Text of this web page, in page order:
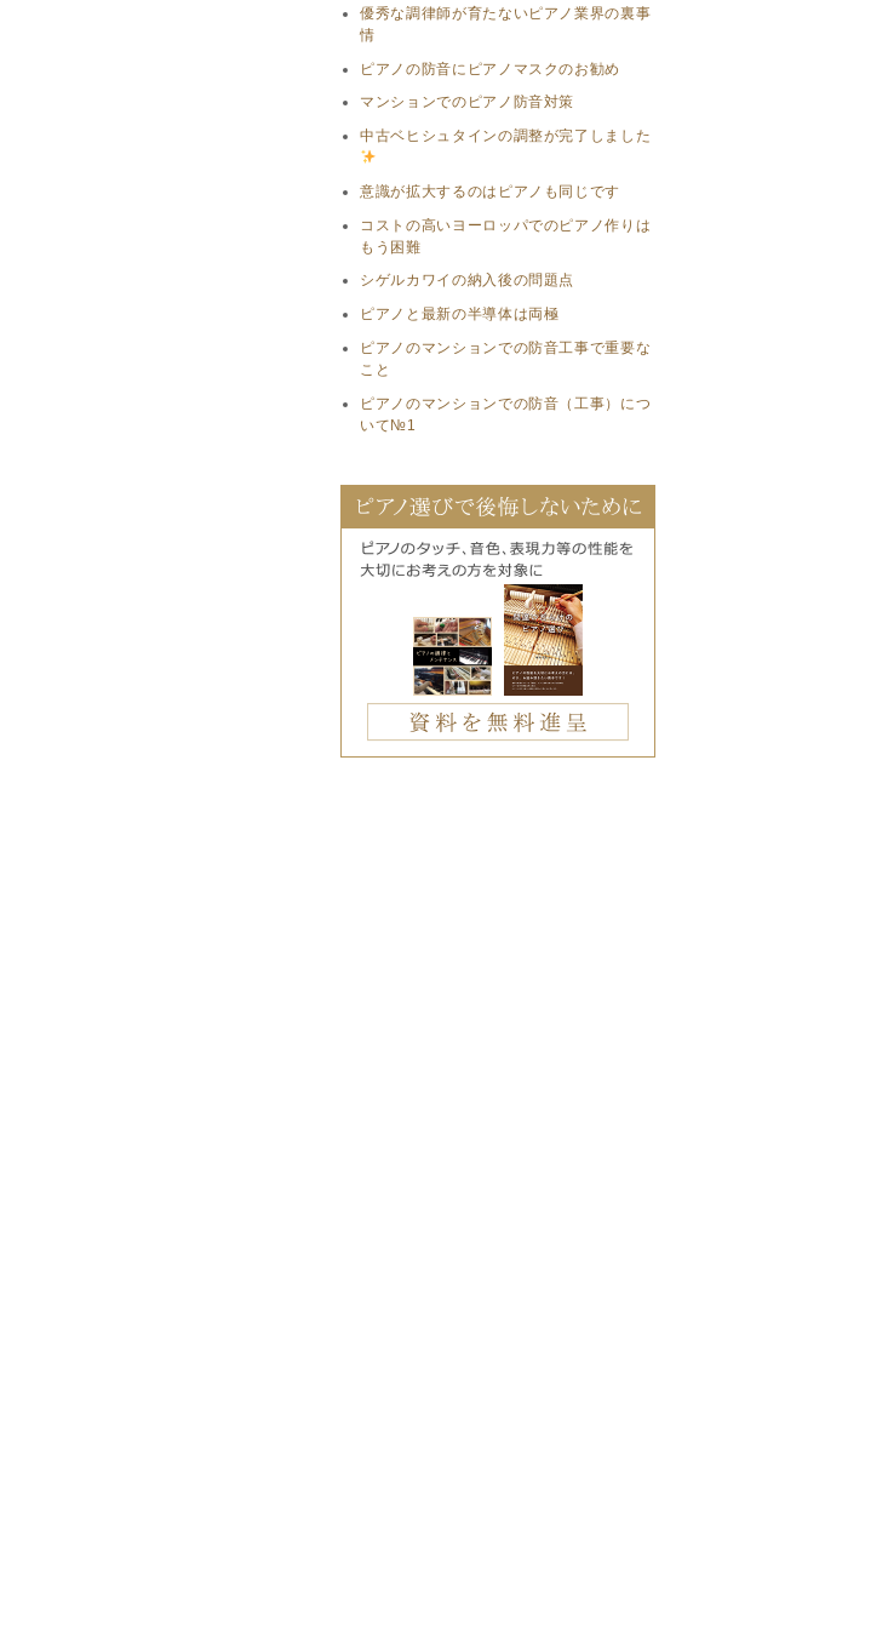
優秀な調律師が育たないピアノ業界の裏事
情
ピアノの防音にピアノマスクのお勧め
マンションでのピアノ防音対策
中古ベヒシュタインの調整が完了しました
意識が拡大するのはピアノも同じです
コストの高いヨーロッパでのピアノ作りは
もう困難
シゲルカワイの納入後の問題点
ピアノと最新の半導体は両極
ピアノのマンションでの防音工事で重要な
こと
ピアノのマンションでの防音（工事）につ
いて№1